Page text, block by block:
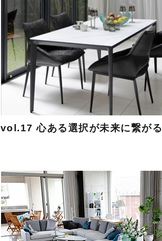
vol.17 心ある選択が未来に繋がる